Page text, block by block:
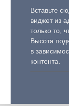
Вставьте
виджет из
только то,
Высота
в
контента.